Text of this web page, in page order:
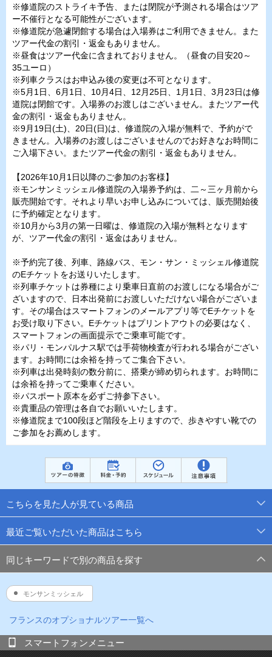
※修道院のストライキ予告、または閉院が予測される場合はツア
ー不催行となる可能性がございます。
※修道院が急遽閉館する場合は入場券はご利用できません。また
ツアー代金の割引・返金もありません。
※昼食はツアー代金に含まれておりません。（昼食の目安20～
35ユーロ）
※列車クラスはお申込み後の変更は不可となります。
※5月1日、6月1日、10月4日、12月25日、1月1日、3月23日は修
道院は閉館です。入場券のお渡しはございません。またツアー代
金の割引・返金もありません。
※9月19日(土)、20日(日)は、修道院の入場が無料で、予約がで
きません。入場券のお渡しはございませんのでお好きなお時間に
ご入場下さい。またツアー代金の割引・返金もありません。
【2026年10月1日以降のご参加のお客様】
※モンサンミッシェル修道院の入場券予約は、二～三ヶ月前から
販売開始です。それより早いお申し込みについては、販売開始後
に予約確定となります。
※10月から3月の第一日曜は、修道院の入場が無料となります
が、ツアー代金の割引・返金はありません。
※予約完了後、列車、路線バス、モン・サン・ミッシェル修道院
のEチケットをお送りいたします。
※列車チケットは券種により乗車日直前のお渡しになる場合がご
ざいますので、日本出発前にお渡しいただけない場合がございま
す。その場合はスマートフォンのメールアプリ等でEチケットを
お受け取り下さい。Eチケットはプリントアウトの必要はなく、
スマートフォンの画面提示でご乗車可能です。
※パリ・モンパルナス駅では手荷物検査が行われる場合がござい
ます。お時間には余裕を持ってご集合下さい。
※列車は出発時刻の数分前に、搭乗が締め切られます。お時間に
は余裕を持ってご乗車ください。
※パスポート原本を必ずご持参下さい。
※貴重品の管理は各自でお願いいたします。
※修道院まで100段ほど階段を上りますので、歩きやすい靴での
ご参加をお薦めします。
こちらを見た人が見ている商品
最近ご覧いただいた商品はこちら
同じキーワードで別の商品を探す
モンサンミッシェル
フランスのオプショナルツアー一覧へ
スマートフォンメニュー